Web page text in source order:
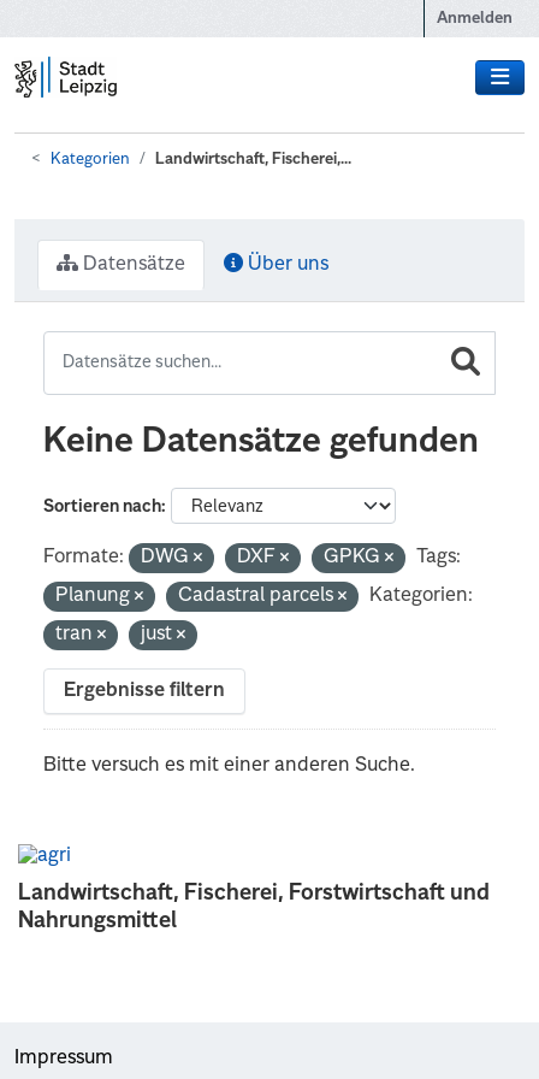
Anmelden
Kategorien Landwirtschaft, Fischerei,...
Landwirtschaft, Fischerei, Forstwirtschaft und
Nahrungsmittel
Datensätze Über uns
Keine Datensätze gefunden
Sortieren nach
Formate: DWG DXF GPKG
Tags:
Planung
Cadastral parcels
Kategorien:
tran
just
Ergebnisse filtern
Bitte versuch es mit einer anderen Suche.
Impressum